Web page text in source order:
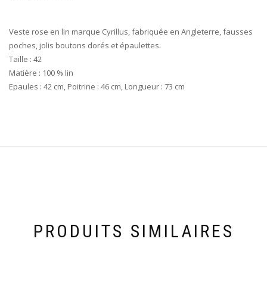
Veste rose en lin marque Cyrillus, fabriquée en Angleterre, fausses
poches, jolis boutons dorés et épaulettes.
Taille : 42
Matière : 100 % lin
Epaules : 42 cm, Poitrine : 46 cm, Longueur : 73 cm
PRODUITS SIMILAIRES